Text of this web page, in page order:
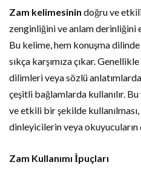
Zam kelimesinin doğru ve
zenginliğini ve anlam
Bu kelime, hem konuşma
sıkça karşımıza çıkar.
dilimleri veya sözlü
çeşitli bağlamlarda kullanılır.
ve etkili bir şekilde
dinleyicilerin veya
Zam Kullanımı İpuçları